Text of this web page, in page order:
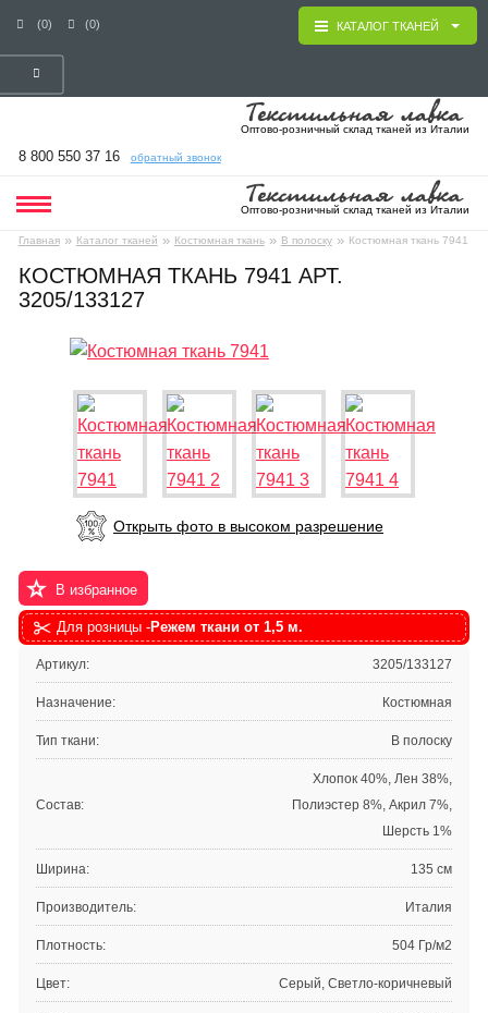
(0) (0)
Оптово-розничный склад тканей из Италии
8 800 550 37 16 обратный звонок
Оптово-розничный склад тканей из Италии
Главная » Каталог тканей » Костюмная ткань » В полоску » Костюмная ткань 7941
КАТАЛОГ ТКАНЕЙ
КОСТЮМНАЯ ТКАНЬ 7941 АРТ.
3205/133127
Открыть фото в высоком разрешение
В избранное
Для розницы -Режем ткани от 1,5 м.
Артикул: 3205/133127
Назначение: Костюмная
Тип ткани: В полоску
Состав:
Хлопок 40%, Лен 38%,
Полиэстер 8%, Акрил 7%,
Шерсть 1%
Ширина: 135 см
Производитель: Италия
Плотность: 504 Гр/м2
Цвет: Серый, Светло-коричневый